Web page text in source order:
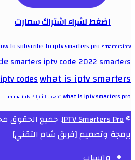
اضغط لشراء اشتراك سمارت
to subscribe to iptv smarters pro smarters iptv
smarters iptv code 2022smarters
codeswhat is iptv smarters
what is iptv smarters pro تفعيل اشتراك aroma iptv
©
IPTV Smarters Pro. جميع الحقوق
برمجة وتصميم [فريق شام التقني]